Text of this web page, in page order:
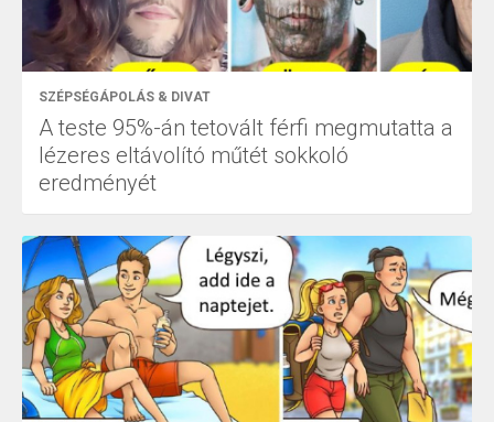
SZÉPSÉGÁPOLÁS & DIVAT
A teste 95%-án tetovált férfi megmutatta a
lézeres eltávolító műtét sokkoló
eredményét